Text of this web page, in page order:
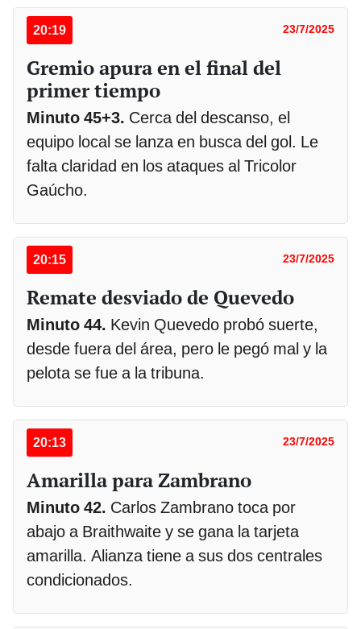
20:19 23/7/2025
Gremio apura en el final del
primer tiempo
Minuto 45+3. Cerca del descanso, el
equipo local se lanza en busca del gol. Le
falta claridad en los ataques al Tricolor
Gaúcho.
20:15 23/7/2025
Remate desviado de Quevedo
Minuto 44. Kevin Quevedo probó suerte,
desde fuera del área, pero le pegó mal y la
pelota se fue a la tribuna.
20:13 23/7/2025
Amarilla para Zambrano
Minuto 42. Carlos Zambrano toca por
abajo a Braithwaite y se gana la tarjeta
amarilla. Alianza tiene a sus dos centrales
condicionados.